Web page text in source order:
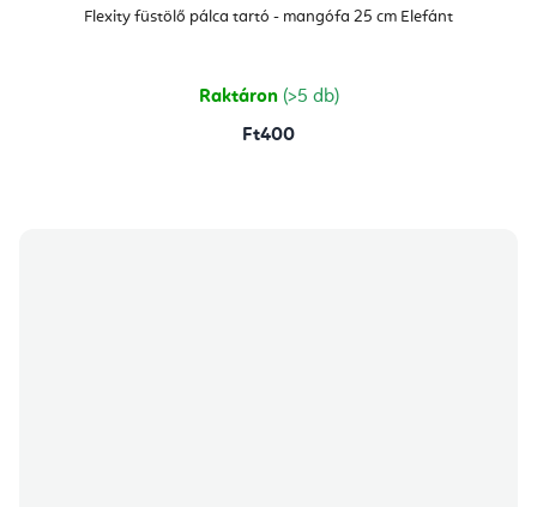
Flexity füstölő pálca tartó - mangófa 25 cm Elefánt
átlagos
értékelése
csillag.
Raktáron (>5 db)
Ft400